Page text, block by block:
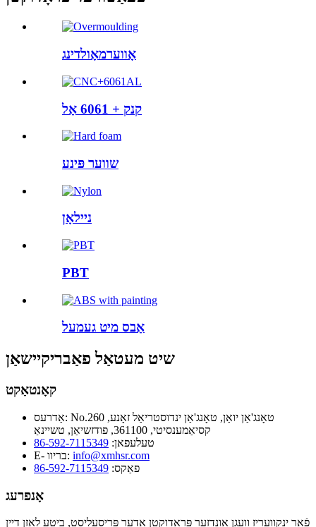
אָווערמאָולדינג
קנק + 6061 אַל
שווער פּינע
ניילאָן
PBT
אַבס מיט געמעל
שיט מעטאַל פאַבריקיישאַן
קאָנטאַקט
אַדרעס: No.260 טאָנג'אַן יואַן, טאָנג'אַן ינדוסטריאַל זאָנע,
קסיאַמענסיטי, 361100, פודזשיאַן, טשיינאַ
טעלעפאן: 86-592-7115349
E- בריוו: info@xmhsr.com
פאַקס: 86-592-7115349
אָנפרעג
פֿאַר ינקוועריז וועגן אונדזער פּראָדוקטן אָדער פּריסעליסט, ביטע לאָזן דיין